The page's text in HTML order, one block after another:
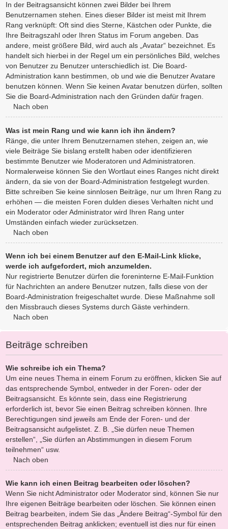
In der Beitragsansicht können zwei Bilder bei Ihrem
Benutzernamen stehen. Eines dieser Bilder ist meist mit Ihrem
Rang verknüpft: Oft sind dies Sterne, Kästchen oder Punkte, die
Ihre Beitragszahl oder Ihren Status im Forum angeben. Das
andere, meist größere Bild, wird auch als „Avatar“ bezeichnet. Es
handelt sich hierbei in der Regel um ein persönliches Bild, welches
von Benutzer zu Benutzer unterschiedlich ist. Die Board-
Administration kann bestimmen, ob und wie die Benutzer Avatare
benutzen können. Wenn Sie keinen Avatar benutzen dürfen, sollten
Sie die Board-Administration nach den Gründen dafür fragen.
Nach oben
Was ist mein Rang und wie kann ich ihn ändern?
Ränge, die unter Ihrem Benutzernamen stehen, zeigen an, wie
viele Beiträge Sie bislang erstellt haben oder identifizieren
bestimmte Benutzer wie Moderatoren und Administratoren.
Normalerweise können Sie den Wortlaut eines Ranges nicht direkt
ändern, da sie von der Board-Administration festgelegt wurden.
Bitte schreiben Sie keine sinnlosen Beiträge, nur um Ihren Rang zu
erhöhen — die meisten Foren dulden dieses Verhalten nicht und
ein Moderator oder Administrator wird Ihren Rang unter
Umständen einfach wieder zurücksetzen.
Nach oben
Wenn ich bei einem Benutzer auf den E-Mail-Link klicke,
werde ich aufgefordert, mich anzumelden.
Nur registrierte Benutzer dürfen die foreninterne E-Mail-Funktion
für Nachrichten an andere Benutzer nutzen, falls diese von der
Board-Administration freigeschaltet wurde. Diese Maßnahme soll
den Missbrauch dieses Systems durch Gäste verhindern.
Nach oben
Beiträge schreiben
Wie schreibe ich ein Thema?
Um eine neues Thema in einem Forum zu eröffnen, klicken Sie auf
das entsprechende Symbol, entweder in der Foren- oder der
Beitragsansicht. Es könnte sein, dass eine Registrierung
erforderlich ist, bevor Sie einen Beitrag schreiben können. Ihre
Berechtigungen sind jeweils am Ende der Foren- und der
Beitragsansicht aufgelistet. Z. B. „Sie dürfen neue Themen
erstellen“, „Sie dürfen an Abstimmungen in diesem Forum
teilnehmen“ usw.
Nach oben
Wie kann ich einen Beitrag bearbeiten oder löschen?
Wenn Sie nicht Administrator oder Moderator sind, können Sie nur
Ihre eigenen Beiträge bearbeiten oder löschen. Sie können einen
Beitrag bearbeiten, indem Sie das „Ändere Beitrag“-Symbol für den
entsprechenden Beitrag anklicken; eventuell ist dies nur für einen